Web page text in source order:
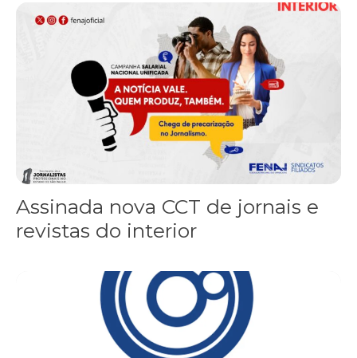
Assinada nova CCT de jornais e revistas do interior
Assinada nova CCT de jornais e
revistas do interior
Sindicato leva reivindicações à TV TEM, denunciada de cometer